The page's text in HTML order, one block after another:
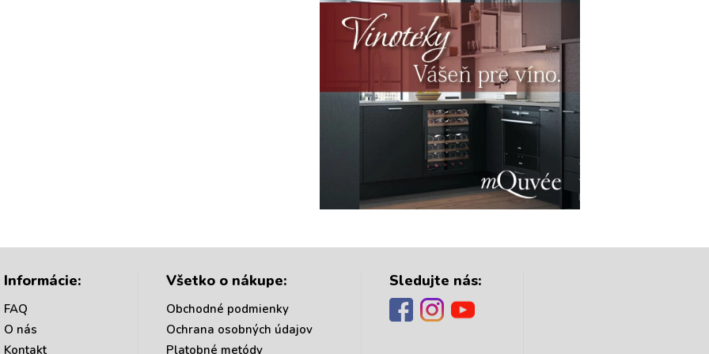
Informácie:
FAQ
O nás
Kontakt
Všetko o nákupe:
Obchodné podmienky
Ochrana osobných údajov
Platobné metódy
Sledujte nás: